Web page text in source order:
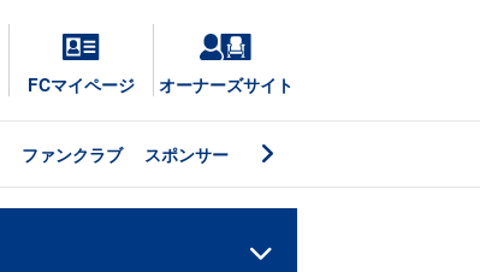
FCマイページ オーナーズサイト
ファンクラブ スポンサー